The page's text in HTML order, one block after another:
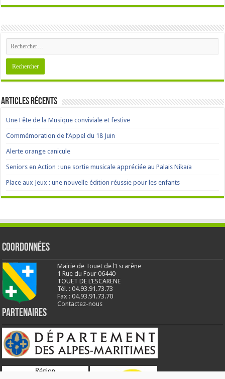
Articles récents
Une Fête de la Musique conviviale et festive
Commémoration de l’Appel du 18 Juin
Alerte orange canicule
Seniors en Action : une sortie musicale appréciée au Palais Nikaïa
Place aux Jeux : une nouvelle édition réussie pour les enfants
Coordonnées
Mairie de Touët de l’Escarène
1 Rue du Four 06440
TOUET DE L’ESCARENE
Tél. : 04.93.91.73.73
Fax : 04.93.91.73.70
Contactez-nous
Partenaires